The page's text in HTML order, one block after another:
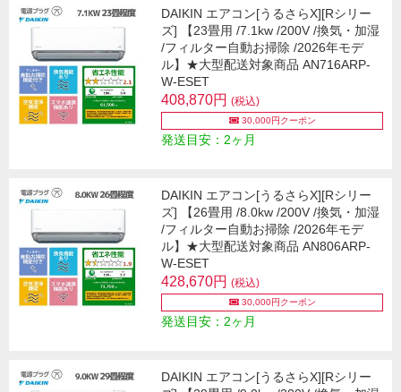
DAIKIN エアコン[うるさらX][Rシリー
ズ] 【23畳用 /7.1kw /200V /換気・加湿
/フィルター自動お掃除 /2026年モデ
ル】★大型配送対象商品 AN716ARP-
W-ESET
408,870円 (税込)
30,000円クーポン
発送目安：2ヶ月
DAIKIN エアコン[うるさらX][Rシリー
ズ] 【26畳用 /8.0kw /200V /換気・加湿
/フィルター自動お掃除 /2026年モデ
ル】★大型配送対象商品 AN806ARP-
W-ESET
428,670円 (税込)
30,000円クーポン
発送目安：2ヶ月
DAIKIN エアコン[うるさらX][Rシリー